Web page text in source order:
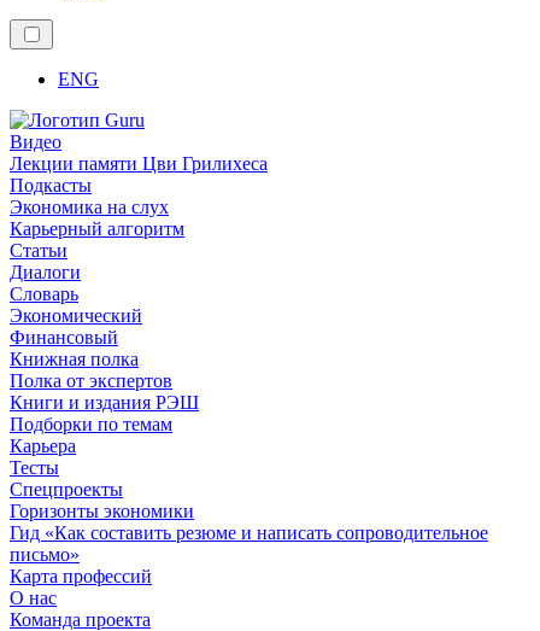
ENG
Видео
Лекции памяти Цви Грилихеса
Подкасты
Экономика на слух
Карьерный алгоритм
Статьи
Диалоги
Словарь
Экономический
Финансовый
Книжная полка
Полка от экспертов
Книги и издания РЭШ
Подборки по темам
Карьера
Тесты
Спецпроекты
Горизонты экономики
Гид «Как составить резюме и написать сопроводительное
письмо»
Карта профессий
О наc
Команда проекта